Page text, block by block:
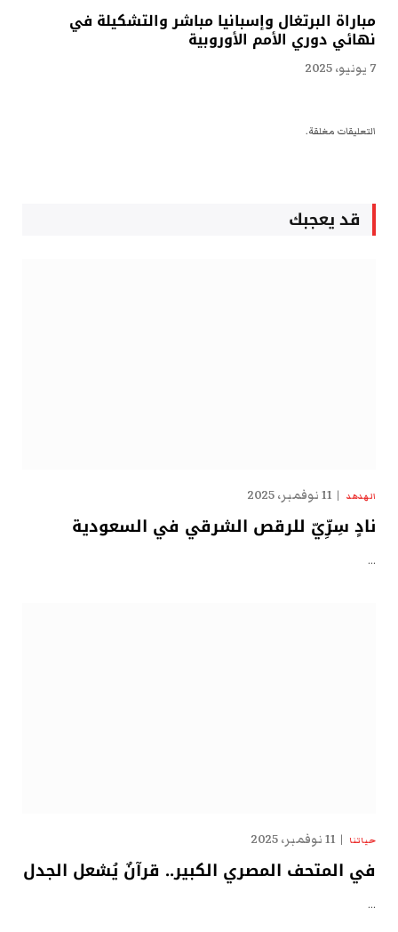
مباراة البرتغال وإسبانيا مباشر والتشكيلة في
نهائي دوري الأمم الأوروبية
7 يونيو، 2025
التعليقات مغلقة.
قد يعجبك
الهدهد 11 نوفمبر، 2025
نادٍ سِرِّيّ للرقص الشرقي في السعودية
…
حياتنا 11 نوفمبر، 2025
في المتحف المصري الكبير.. قرآنٌ يُشعل الجدل
…